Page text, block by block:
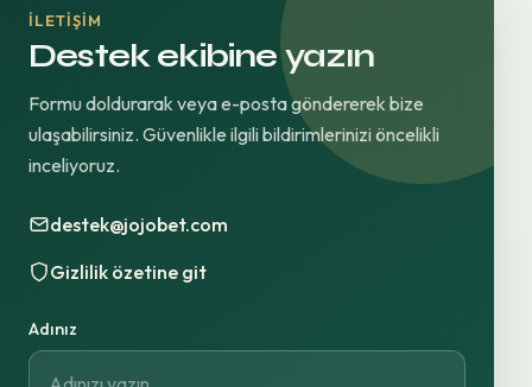
İLETIŞIM
Destek ekibine yazın
Formu doldurarak veya e-posta göndererek bize
ulaşabilirsiniz. Güvenlikle ilgili bildirimlerinizi öncelikli
inceliyoruz.
destek@jojobet.com
Gizlilik özetine git
Adınız